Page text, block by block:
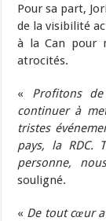
Pour sa part,
de la visibilité
à la Can pour
atrocités.
« Profitons
continuer à
tristes
pays, la RDC.
personne,
souligné.
« De tout cœur